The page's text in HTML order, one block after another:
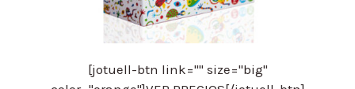
[jotuell-btn link="" size="big"